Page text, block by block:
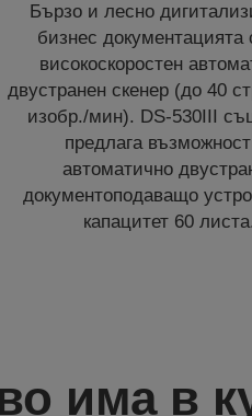
Бързо и лесно
бизнес документацията
високоскоростен
двустранен скенер (до 40
изобр./мин). DS-530III
предлага
автоматично
документоподаващо
капацитет 60 листа.
има в